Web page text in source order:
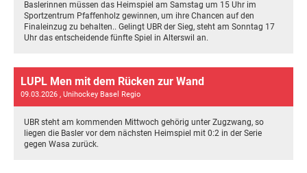
Baslerinnen müssen das Heimspiel am Samstag um 15 Uhr im
Sportzentrum Pfaffenholz gewinnen, um ihre Chancen auf den
Finaleinzug zu behalten.. Gelingt UBR der Sieg, steht am Sonntag 17
Uhr das entscheidende fünfte Spiel in Alterswil an.
LUPL Men mit dem Rücken zur Wand
09.03.2026 , Unihockey Basel Regio
UBR steht am kommenden Mittwoch gehörig unter Zugzwang, so
liegen die Basler vor dem nächsten Heimspiel mit 0:2 in der Serie
gegen Wasa zurück.